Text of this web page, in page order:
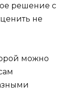
решение с
не
можно